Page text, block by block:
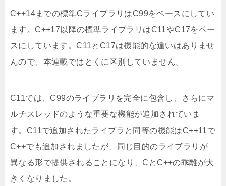
C++14までの標準CライブラリはC99をベースにしてい
ます。C++17以降の標準ライブラリはC11やC17をベー
スにしています。C11とC17は機能的な違いはありませ
んので、本連載ではとくに区別していません。
C11では、C99のライブラリを完全に包含し、さらにマ
ルチスレッドのような重要な機能が追加されていま
す。C11で追加されたライブラと同等の機能はC++11で
C++でも追加されましたが、同じ目的のライブラリが
異なる形で提供されることになり、CとC++の乖離が大
きくなりました。